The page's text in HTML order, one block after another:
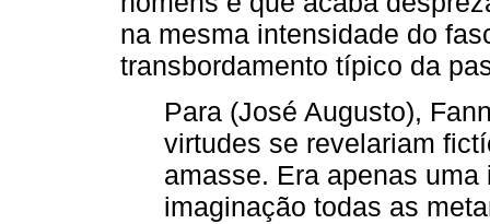
na mesma intensidade do
transbordamento típico da
Para (José Augusto),
virtudes se revelariam
amasse. Era apenas
imaginação todas as